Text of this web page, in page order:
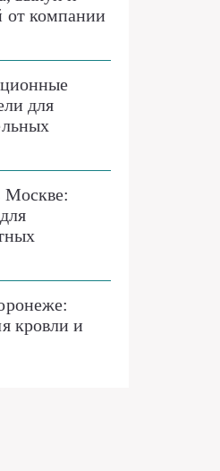
от компании
для
Москве:
кровли и